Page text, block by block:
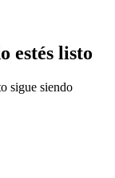
estés listo
sigue siendo